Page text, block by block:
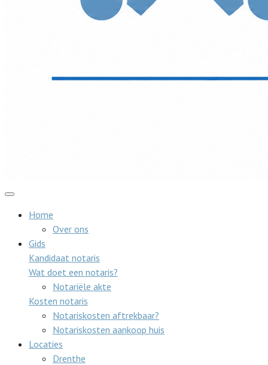
Home
Over ons
Gids
Kandidaat notaris
Wat doet een notaris?
Notariële akte
Kosten notaris
Notariskosten aftrekbaar?
Notariskosten aankoop huis
Locaties
Drenthe